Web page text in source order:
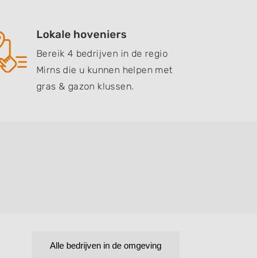
Lokale hoveniers
Bereik 4 bedrijven in de regio
Mirns die u kunnen helpen met
gras & gazon klussen.
Alle bedrijven in de omgeving